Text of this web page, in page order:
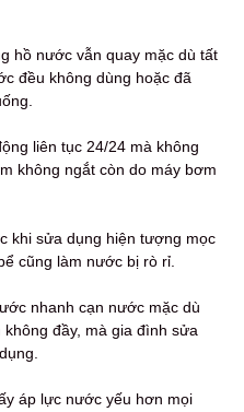
hồ nước vẫn quay mặc dù tất
đều không dùng hoặc đã
liên tục 24/24 mà không
không ngắt còn do máy bơm
khi sửa dụng hiện tượng mọc
cũng làm nước bị rò rỉ.
nhanh cạn nước mặc dù
đầy, mà gia đình sửa
áp lực nước yếu hơn mọi